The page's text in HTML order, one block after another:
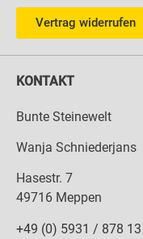
Vertrag widerrufen
KONTAKT
Bunte Steinewelt
Wanja Schniederjans
Hasestr. 7
49716 Meppen
+49 (0) 5931 / 878